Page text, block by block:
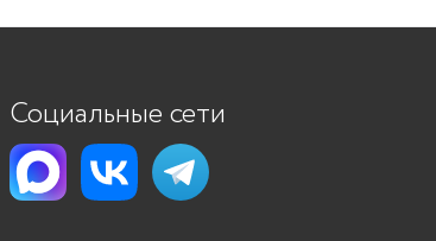
Социальные сети